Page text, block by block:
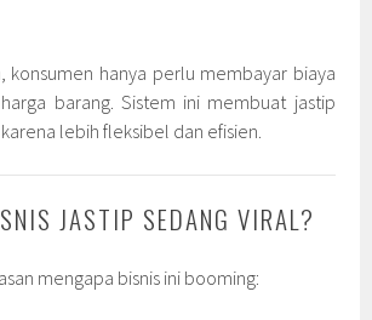
konsumen hanya perlu membayar biaya
barang. Sistem ini membuat jastip
lebih fleksibel dan efisien.
JASTIP SEDANG VIRAL?
mengapa bisnis ini booming: